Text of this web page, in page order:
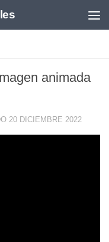
animada
20 DICIEMBRE 2022